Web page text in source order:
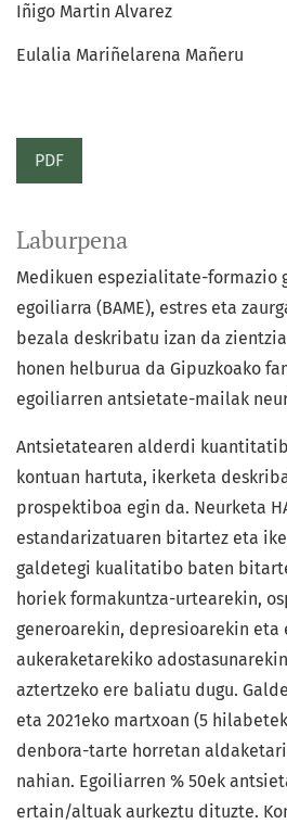
Iñigo Martin Alvarez
Eulalia Mariñelarena Mañeru
PDF
Laburpena
Medikuen espezialitate-formazio
egoiliarra (BAME), estres eta
bezala deskribatu izan da
honen helburua da Gipuzkoako
egoiliarren antsietate-mailak
Antsietatearen alderdi
kontuan hartuta, ikerketa
prospektiboa egin da. Neurketa
estandarizatuaren bitartez eta
galdetegi kualitatibo baten
horiek formakuntza-urtearekin,
generoarekin, depresioarekin
aukeraketarekiko
aztertzeko ere baliatu dugu.
eta 2021eko martxoan (5
denbora-tarte horretan
nahian. Egoiliarren % 50ek
ertain/altuak aurkeztu dituzte.